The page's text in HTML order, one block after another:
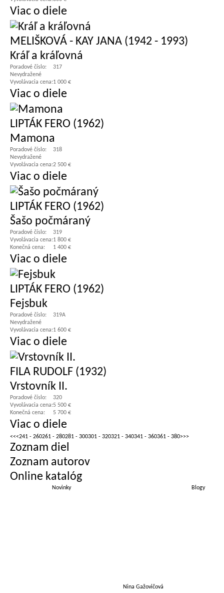
Viac o diele
MELIŠKOVÁ - KAY JANA (1942 - 1993)
Kráľ a kráľovná
Poradové číslo:
317
Nevydražené
Vyvolávacia cena:1 000 €
Viac o diele
LIPTÁK FERO (1962)
Mamona
Poradové číslo:
318
Nevydražené
Vyvolávacia cena:2 500 €
Viac o diele
LIPTÁK FERO (1962)
Šašo počmáraný
Poradové číslo:
319
Vyvolávacia cena:1 800 €
Konečná cena:
1 400 €
Viac o diele
LIPTÁK FERO (1962)
Fejsbuk
Poradové číslo:
319A
Nevydražené
Vyvolávacia cena:1 600 €
Viac o diele
FILA RUDOLF (1932)
Vrstovník II.
Poradové číslo:
320
Vyvolávacia cena:5 500 €
Konečná cena:
5 700 €
Viac o diele
<<<241 - 260261 - 280281 - 300301 - 320321 - 340341 - 360361 - 380>>>
Zoznam diel
Zoznam autorov
Online katalóg
Novinky Blogy
Nina Gažovičová